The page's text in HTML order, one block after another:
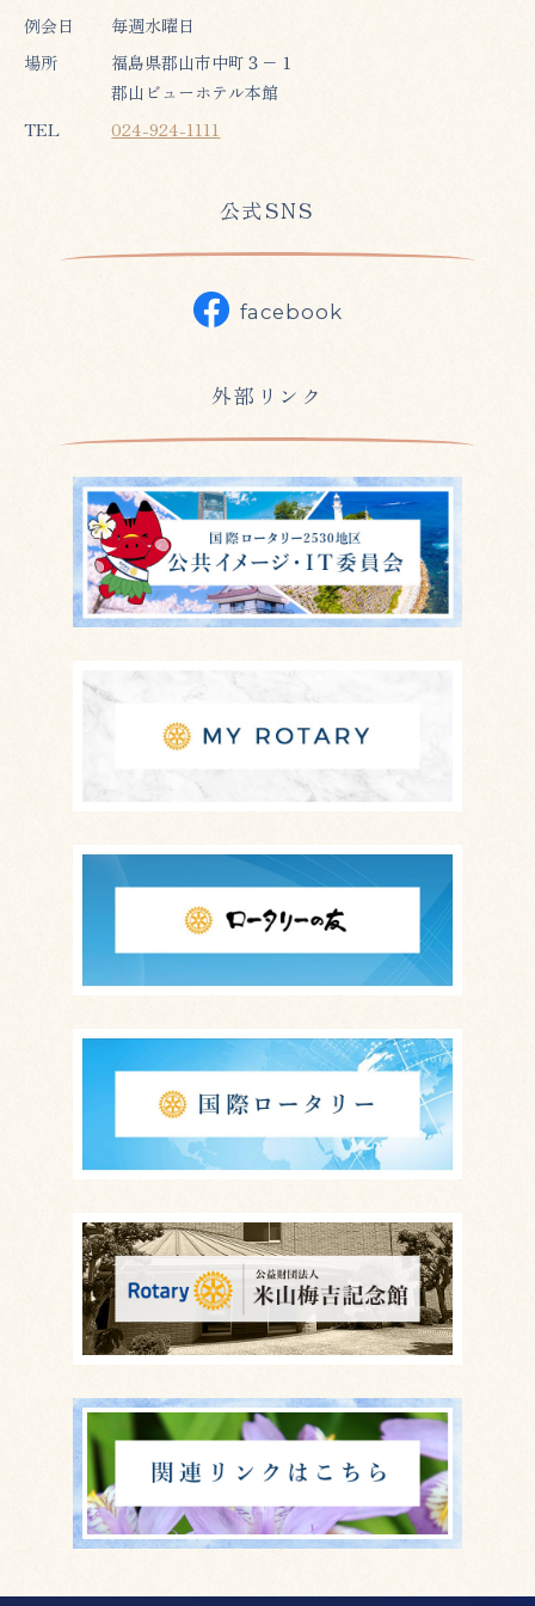
例会日
毎週水曜日
場所
福島県郡山市中町３−１
郡山ビューホテル本館
TEL
024-924-1111
公式SNS
facebook
外部リンク